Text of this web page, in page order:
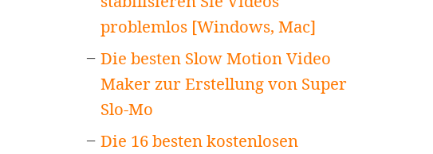
problemlos [Windows, Mac]
Die besten Slow Motion Video
Maker zur Erstellung von Super
Slo-Mo
Die 16 besten kostenlosen